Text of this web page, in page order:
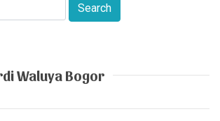
Waluya Bogor